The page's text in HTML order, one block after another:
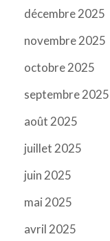
décembre 2025
novembre 2025
octobre 2025
septembre 2025
août 2025
juillet 2025
juin 2025
mai 2025
avril 2025